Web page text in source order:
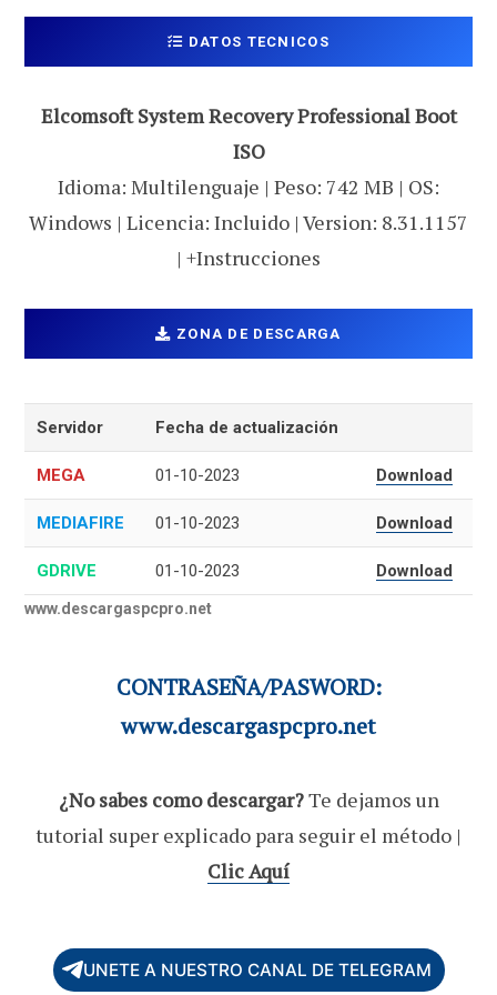
DATOS TECNICOS
Elcomsoft System Recovery Professional Boot
ISO
Idioma: Multilenguaje | Peso: 742 MB | OS:
Windows | Licencia: Incluido | Version: 8.31.1157
| +Instrucciones
ZONA DE DESCARGA
Servidor Fecha de actualización
MEGA 01-10-2023 Download
MEDIAFIRE 01-10-2023 Download
GDRIVE 01-10-2023 Download
www.descargaspcpro.net
CONTRASEÑA/PASWORD:
www.descargaspcpro.net
¿No sabes como descargar?Te dejamos un
tutorial super explicado para seguir el método |
Clic Aquí
UNETE A NUESTRO CANAL DE TELEGRAM